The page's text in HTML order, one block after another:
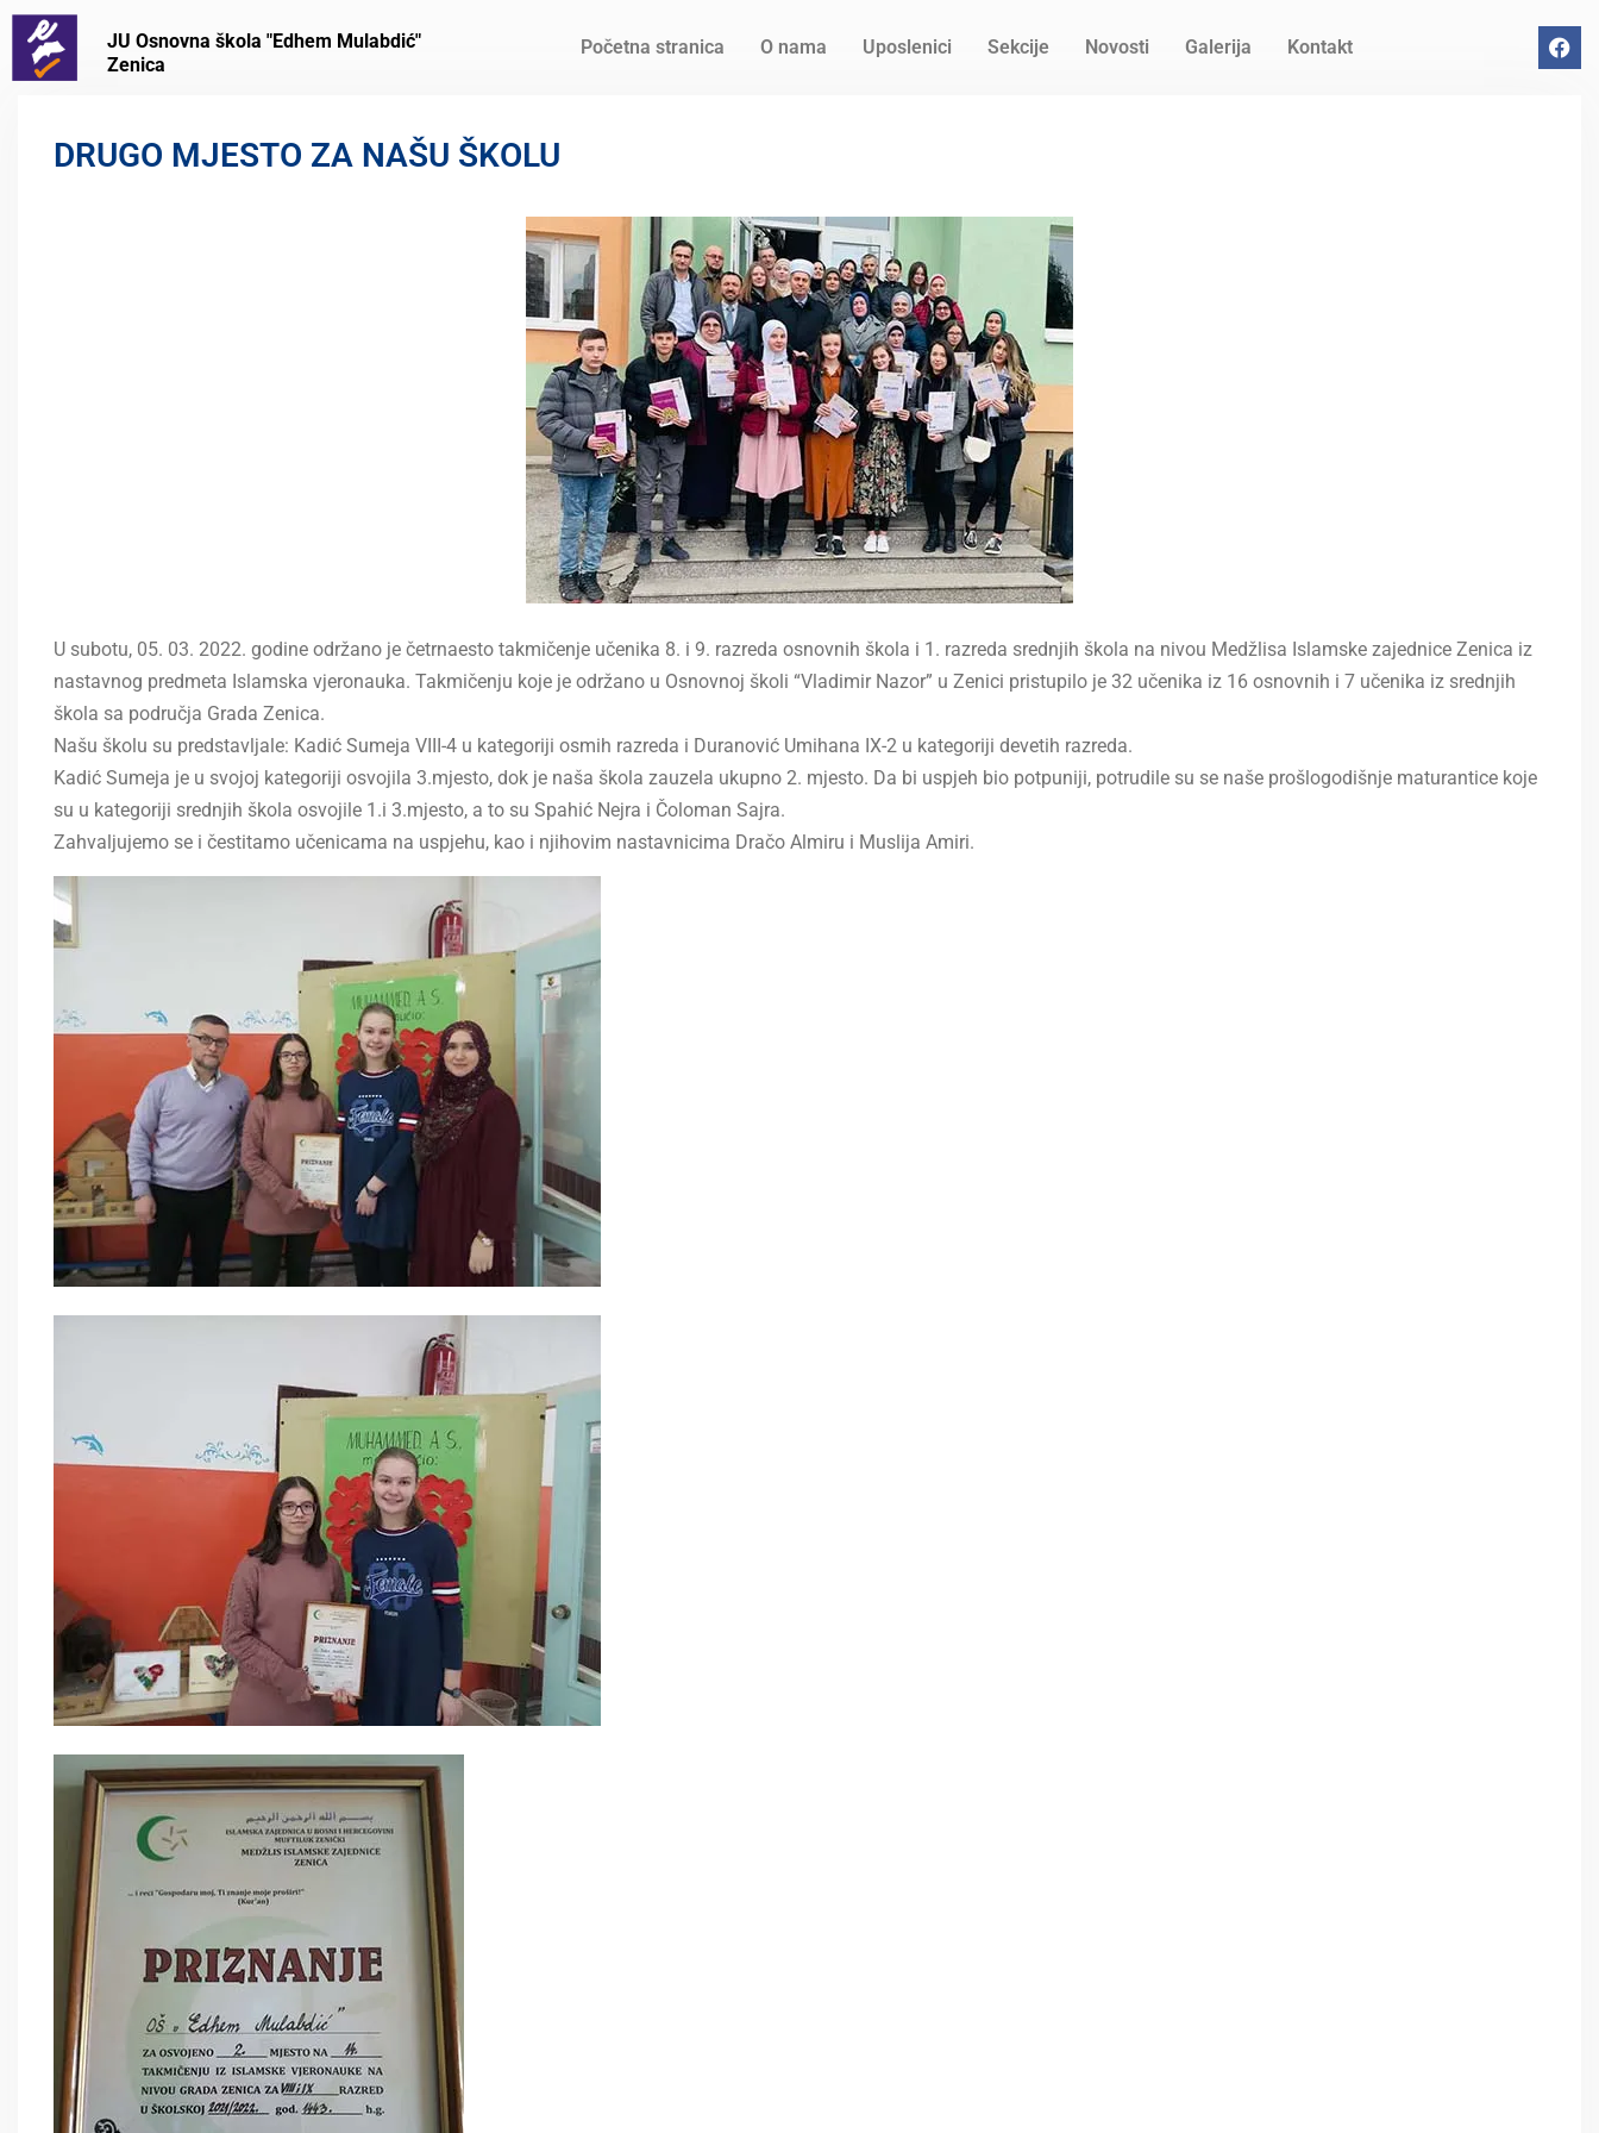
JU Osnovna škola "Edhem Mulabdić"
Zenica
Početna stranica O nama Uposlenici Sekcije Novosti Galerija Kontakt
DRUGO MJESTO ZA NAŠU ŠKOLU
U subotu, 05. 03. 2022. godine održano je četrnaesto takmičenje učenika 8. i 9. razreda osnovnih škola i 1. razreda srednjih škola na nivou Medžlisa Islamske zajednice Zenica iz
nastavnog predmeta Islamska vjeronauka. Takmičenju koje je održano u Osnovnoj školi “Vladimir Nazor” u Zenici pristupilo je 32 učenika iz 16 osnovnih i 7 učenika iz srednjih
škola sa područja Grada Zenica.
Našu školu su predstavljale: Kadić Sumeja VIII-4 u kategoriji osmih razreda i Duranović Umihana IX-2 u kategoriji devetih razreda.
Kadić Sumeja je u svojoj kategoriji osvojila 3.mjesto, dok je naša škola zauzela ukupno 2. mjesto. Da bi uspjeh bio potpuniji, potrudile su se naše prošlogodišnje maturantice koje
su u kategoriji srednjih škola osvojile 1.i 3.mjesto, a to su Spahić Nejra i Čoloman Sajra.
Zahvaljujemo se i čestitamo učenicama na uspjehu, kao i njihovim nastavnicima Dračo Almiru i Muslija Amiri.